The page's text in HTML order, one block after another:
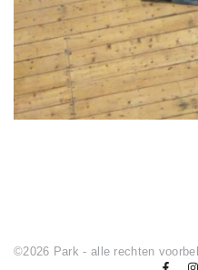
©2026 Park - alle rechten